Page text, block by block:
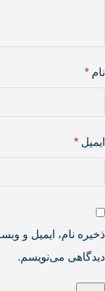
نام *
ایمیل *
ذخیره نام، ایمیل و
دیدگاهی می‌نویسم.